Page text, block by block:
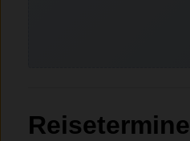
Reisetermine